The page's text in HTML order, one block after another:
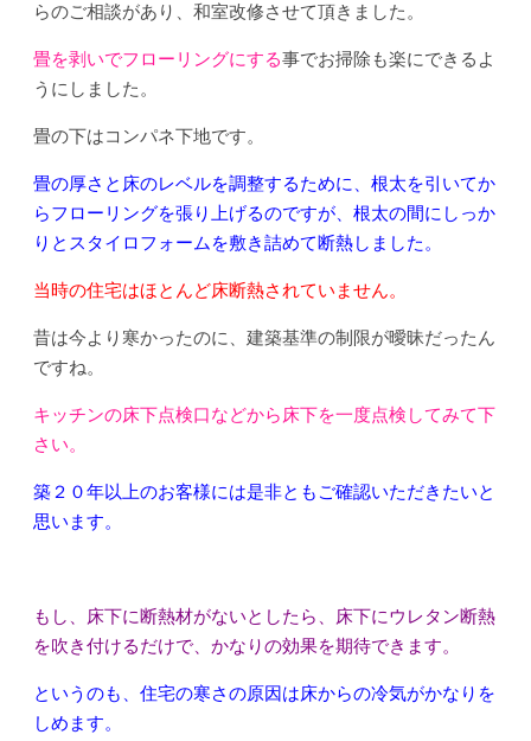
らのご相談があり、和室改修させて頂きました。
畳を剥いでフローリングにする事でお掃除も楽にできるよ
うにしました。
畳の下はコンパネ下地です。
畳の厚さと床のレベルを調整するために、根太を引いてか
らフローリングを張り上げるのですが、根太の間にしっか
りとスタイロフォームを敷き詰めて断熱しました。
当時の住宅はほとんど床断熱されていません。
昔は今より寒かったのに、建築基準の制限が曖昧だったん
ですね。
キッチンの床下点検口などから床下を一度点検してみて下
さい。
築２０年以上のお客様には是非ともご確認いただきたいと
思います。
もし、床下に断熱材がないとしたら、床下にウレタン断熱
を吹き付けるだけで、かなりの効果を期待できます。
というのも、住宅の寒さの原因は床からの冷気がかなりを
しめます。